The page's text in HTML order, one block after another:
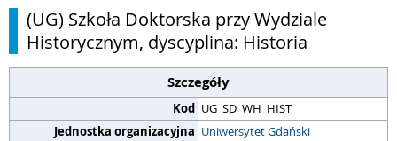
(UG) Szkoła Doktorska przy Wydziale
Historycznym, dyscyplina: Historia
Szczegóły
Kod UG_SD_WH_HIST
Jednostka organizacyjna Uniwersytet Gdański